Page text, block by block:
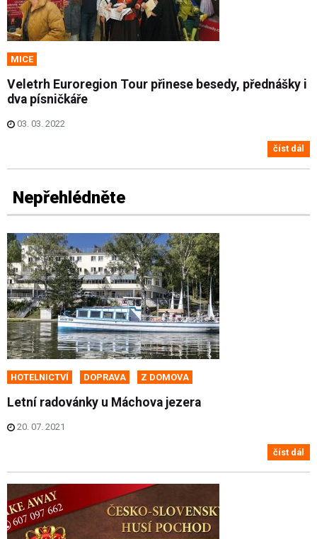
MICE
Veletrh Euroregion Tour přinese besedy, přednášky i
dva písničkáře
03. 03. 2022
číst dál
Nepřehlédněte
HOTELNICTVÍ DOPRAVA Z DOMOVA
Letní radovánky u Máchova jezera
20. 07. 2021
číst dál